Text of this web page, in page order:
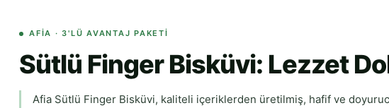
AFIA · 3'LÜ AVANTAJ PAKETI
Sütlü Finger Bisküvi: Lezzet
Afia Sütlü Finger Bisküvi, kaliteli içeriklerden üretilmiş, hafif ve